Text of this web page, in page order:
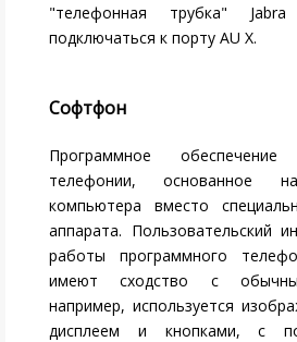
"телефонная трубка"
подключаться к порту AU X.
Софтфон
Программное
телефонии, основанное
компьютера вместо
аппарата. Пользовательский
работы программного
имеют сходство с
например, используется
дисплеем и кнопками, с